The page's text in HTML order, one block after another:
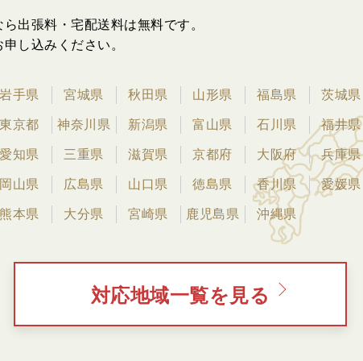
出張料・宅配送料は無料です。
し込みください。
岩手県 宮城県 秋田県 山形県 福島県 茨城県
東京都 神奈川県 新潟県 富山県 石川県 福井県
愛知県 三重県 滋賀県 京都府 大阪府 兵庫県
岡山県 広島県 山口県 徳島県 香川県 愛媛県
熊本県 大分県 宮崎県 鹿児島県 沖縄県
対応地域一覧を見る